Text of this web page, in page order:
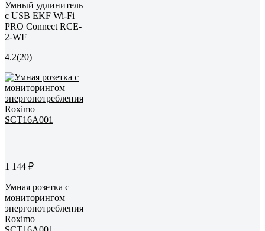
Умный удлинитель
c USB EKF Wi-Fi
PRO Connect RCE-
2-WF
4.2(20)
1 144 ₽
Умная розетка с
мониторингом
энергопотребления
Roximo